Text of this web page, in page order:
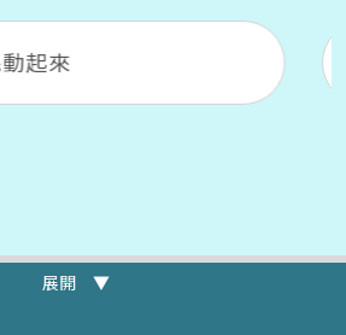
公民營廢棄
展開 ▼